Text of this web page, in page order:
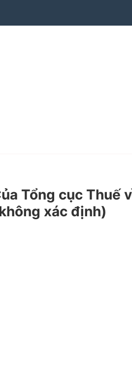
Tổng cục Thuế
xác định)